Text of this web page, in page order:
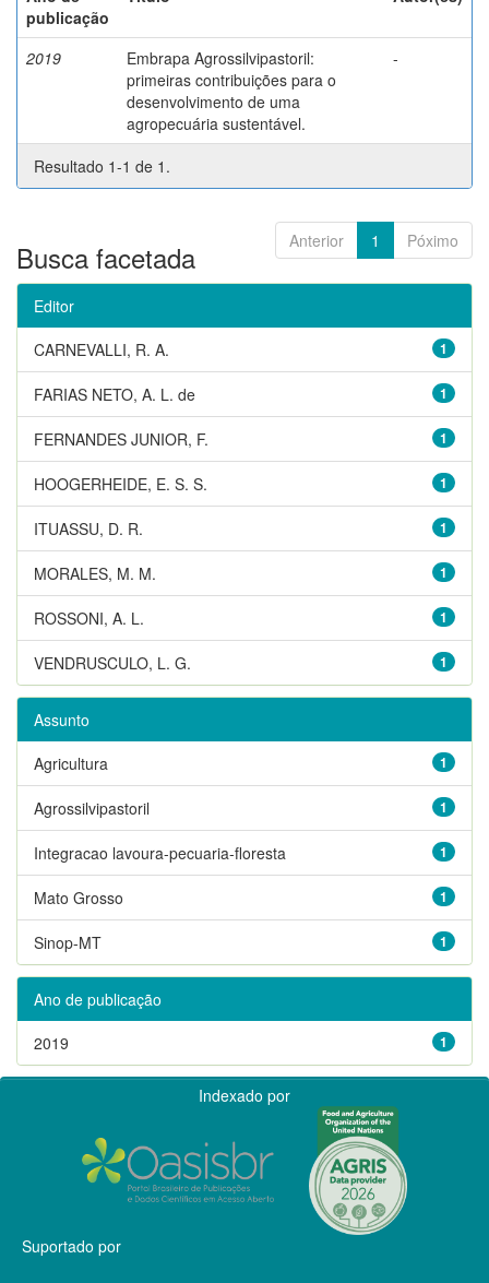
publicação
2019
Embrapa Agrossilvipastoril:
primeiras contribuições para o
desenvolvimento de uma
agropecuária sustentável.
-
Resultado 1-1 de 1.
Anterior 1 Póximo
Busca facetada
Editor
1
CARNEVALLI, R. A.
1
FARIAS NETO, A. L. de
1
FERNANDES JUNIOR, F.
1
HOOGERHEIDE, E. S. S.
1
ITUASSU, D. R.
1
MORALES, M. M.
1
ROSSONI, A. L.
1
VENDRUSCULO, L. G.
Assunto
1
Agricultura
1
Agrossilvipastoril
1
Integracao lavoura-pecuaria-floresta
1
Mato Grosso
1
Sinop-MT
Ano de publicação
1
2019
Indexado por
Suportado por